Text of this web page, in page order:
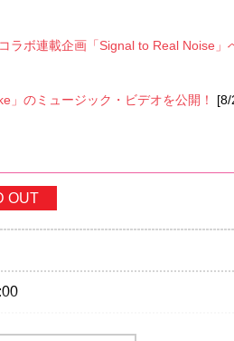
ボ連載企画「Signal to Real Noise」
のミュージック・ビデオを公開！
OUT
1Drink別)